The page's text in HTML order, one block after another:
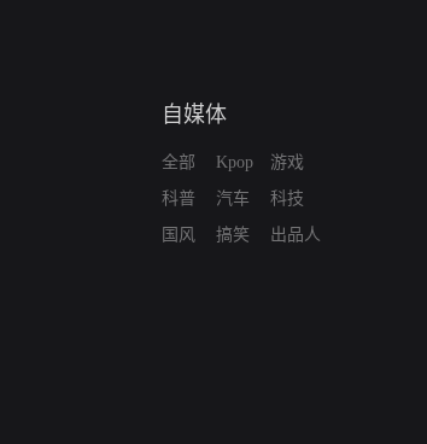
自媒体
全部
科普
国风
Kpop
汽车
搞笑
游戏
科技
出品人